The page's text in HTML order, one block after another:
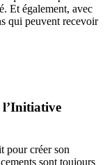
Et également, avec
qui peuvent recevoir
pour créer son
sont toujours